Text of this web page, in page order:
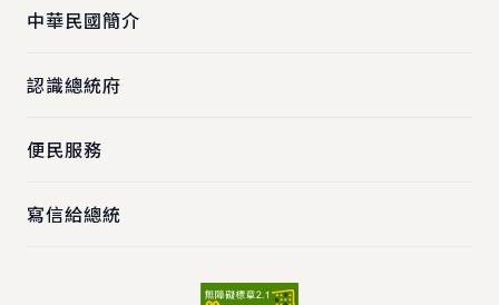
中華民國簡介
認識總統府
便民服務
寫信給總統